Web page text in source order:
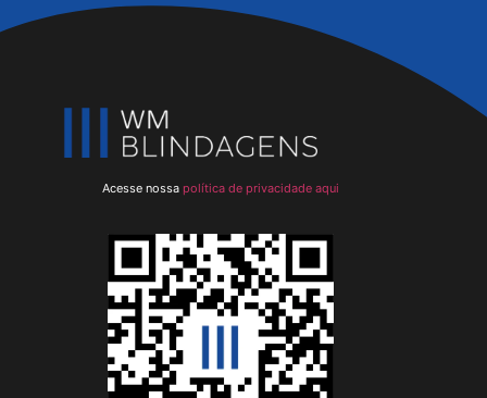
Acesse nossa política de privacidade aqui